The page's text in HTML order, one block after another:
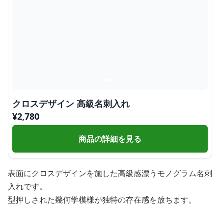
クロスデザイン 高級名刺入れ
¥2,780
商品の詳細を見る
表面にクロスデザインを施した高級感漂うモノグラム名刺
入れです。
型押しされた幾何学模様が独特の存在感を放ちます。